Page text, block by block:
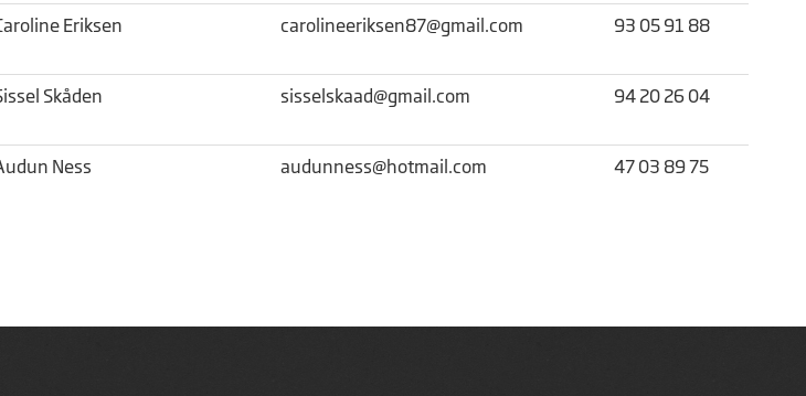
Eriksen carolineeriksen87@gmail.com 93 05 91 88
Skåden sisselskaad@gmail.com 94 20 26 04
Ness audunness@hotmail.com 47 03 89 75